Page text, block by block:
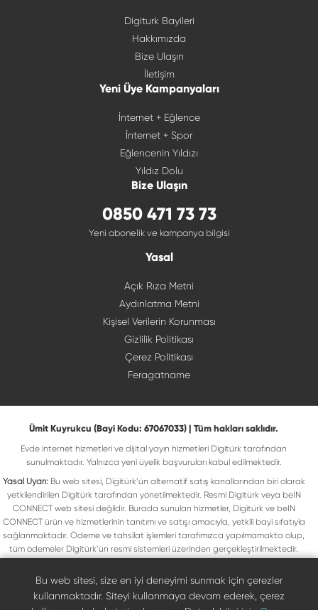
Digiturk Bayileri
Hakkımızda
Bize Ulaşın
İletişim
Yeni Üye Kampanyaları
İnternet + Eğlence
İnternet + Spor
Eğlencenin Yıldızı
Yıldız Dolu
Bize Ulaşın
0850 471 73 73
Yeni abonelik ve kampanya bilgisi
Yasal
Açık Rıza Metni
Aydınlatma Metni
Kişisel Verilerin Korunması
Gizlilik Politikası
Çerez Politikası
Feragatname
Ümit Kuyrukcu (Bayi Kodu: 67067033) | Tüm hakları saklıdır.
Evde internet hizmetleri ve dijital yayın hizmetleri Digitürk tarafından
sunulmaktadır. Yalnızca yeni üyelik başvuruları kabul edilmektedir.
Yasal Uyarı:Bu web sitesi, Digitürk’ün alternatif satış kanallarından biri olarak
yetkilendirilen Digitürk tarafından yönetilmektedir. Resmi Digitürk veya beIN
CONNECT web sitesi değildir. Burada sunulan hizmetler, Digitürk ve beIN
CONNECT ürün ve hizmetlerinin tanıtımı ve satışı amacıyla, yetkili bayi sıfatıyla
sağlanmaktadır. Ödeme ve tahsilat işlemleri tarafımızca yapılmamakta olup,
tüm ödemeler Digitürk’ün resmi sistemleri üzerinden gerçekleştirilmektedir.
koruma altındadır. Bu markalar, yalnızca marka sahiplerinin kullanım koşullarına
uygun şekilde kullanılmaktadır. Digitürk veya beIN CONNECT’in resmi web
sitelerine ulaşmak için ilgili markaların doğrudan resmi kanallarını ziyaret
Bu web sitesi, size en iyi deneyimi sunmak için çerezler
kullanmaktadır. Siteyi kullanmaya devam ederek, çerez